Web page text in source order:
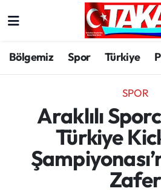
Bölgemiz Spor Türkiye
SPOR
Araklılı
Türkiye
Zafer
Spor
Türkiye
Kültür/Sanat
Politika
Trabzon Hava Durumu
Trabzon Trafik Yoğunluk
Süper Lig Puan Durumu ve
Tüm Manşetler